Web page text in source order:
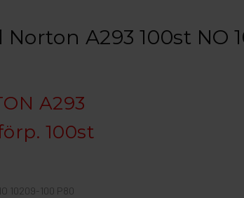
A293 100st NO
A293
100st
10209-100 P80